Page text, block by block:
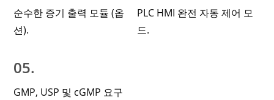
순수한 증기 출력 모듈 (옵
션).
PLC HMI 완전 자동 제어 모
드.
05.
GMP, USP 및 cGMP 요구